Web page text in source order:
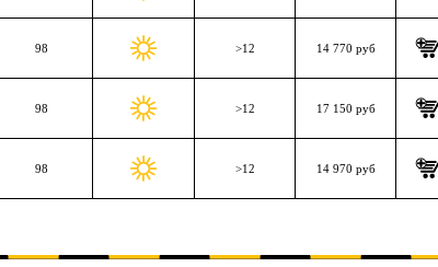
98 >12 14 770 руб
98 >12 17 150 руб
98 >12 14 970 руб